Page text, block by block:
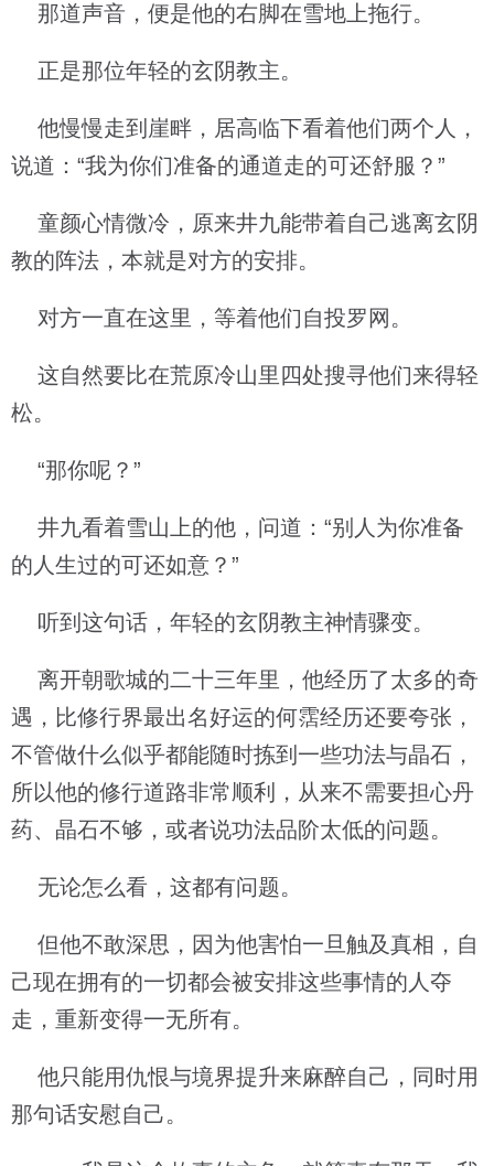
那道声音，便是他的右脚在雪地上拖行。
正是那位年轻的玄阴教主。
他慢慢走到崖畔，居高临下看着他们两个人，
说道：“我为你们准备的通道走的可还舒服？”
童颜心情微冷，原来井九能带着自己逃离玄阴
教的阵法，本就是对方的安排。
对方一直在这里，等着他们自投罗网。
这自然要比在荒原冷山里四处搜寻他们来得轻
松。
“那你呢？”
井九看着雪山上的他，问道：“别人为你准备
的人生过的可还如意？”
听到这句话，年轻的玄阴教主神情骤变。
离开朝歌城的二十三年里，他经历了太多的奇
遇，比修行界最出名好运的何霑经历还要夸张，
不管做什么似乎都能随时拣到一些功法与晶石，
所以他的修行道路非常顺利，从来不需要担心丹
药、晶石不够，或者说功法品阶太低的问题。
无论怎么看，这都有问题。
但他不敢深思，因为他害怕一旦触及真相，自
己现在拥有的一切都会被安排这些事情的人夺
走，重新变得一无所有。
他只能用仇恨与境界提升来麻醉自己，同时用
那句话安慰自己。